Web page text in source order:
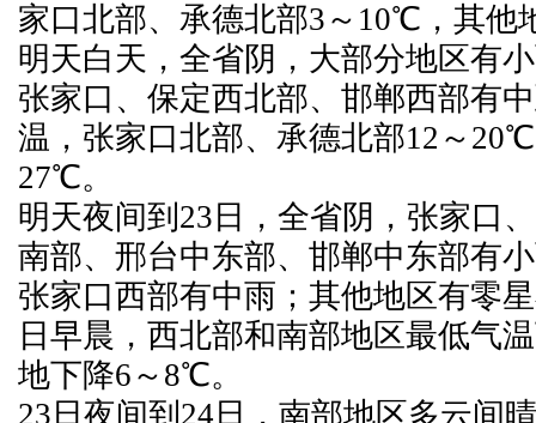
家口北部、承德北部3～10℃，其他
明天白天，全省阴，大部分地区有
张家口、保定西北部、邯郸西部有
温，张家口北部、承德北部12～
27℃。
明天夜间到23日，全省阴，张家口
南部、邢台中东部、邯郸中东部有
张家口西部有中雨；其他地区有零
日早晨，西北部和南部地区最低气
地下降6～8℃。
23日夜间到24日，南部地区多云间